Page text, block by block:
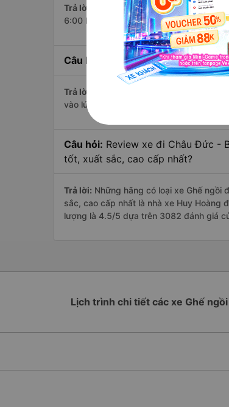
Trả lời: ChuyếnGhế ngồi Tân Bình - Sài
6:00 là của nhà xe Huy Hoàng.
Câu hỏi: Nhà xe đi Châu Đức - Bà
Trả lời: Ghế ngồi Tân Bình - Sài
vào lúc 22:05 là của nhà xe Huy Hoàng.
Câu hỏi: Review xe đi Châu Đức -
tốt, xuất sắc, cao cấp nhất?
Trả lời: Những hãng có loại xe Ghế ngồi
sắc, cao cấp nhất là nhà xe Huy Hoàng
lượng là 4.5/5 dựa trên 3082 đánh giá
Lịch trình chi tiết các xe Ghế